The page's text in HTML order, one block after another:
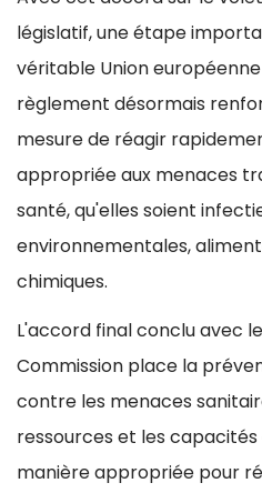
législatif, une étape
véritable Union
règlement désormais
mesure de réagir
appropriée aux menaces
santé, qu'elles soient
environnementales,
chimiques.
L'accord final conclu avec
Commission place la
contre les menaces
ressources et les
manière appropriée pour